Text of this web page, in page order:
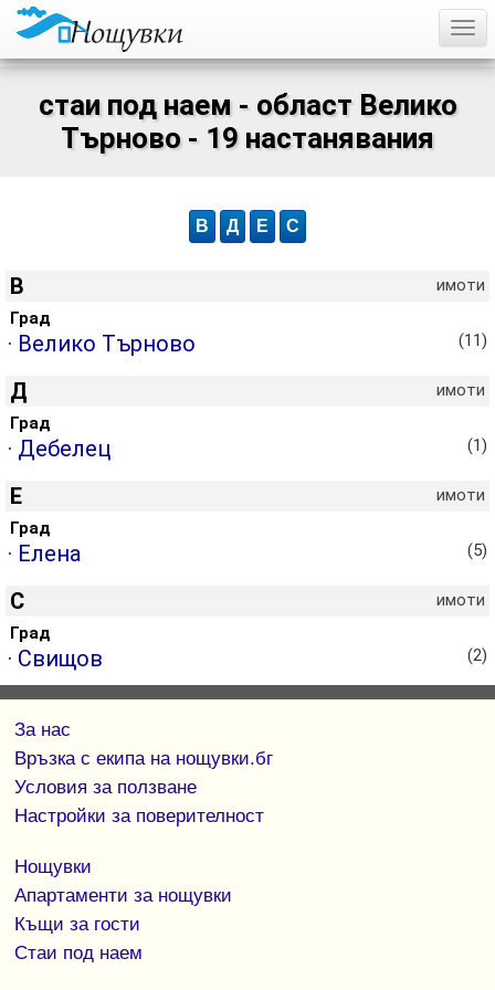
стаи под наем - област Велико
Търново - 19 настанявания
В Д Е С
В
имоти
Град
· Велико Търново (11)
Д
имоти
Град
· Дебелец (1)
Е
имоти
Град
· Елена (5)
С
имоти
Град
· Свищов (2)
За нас
Връзка с екипa на нощувки.бг
Условия за ползване
Настройки за поверителност
Нощувки
Апартаменти за нощувки
Къщи за гости
Стаи под наем